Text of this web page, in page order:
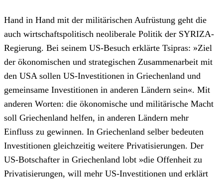
Hand in Hand mit der militärischen Aufrüstung geht die
auch wirtschaftspolitisch neoliberale Politik der SYRIZA-
Regierung. Bei seinem US-Besuch erklärte Tsipras: »Ziel
der ökonomischen und strategischen Zusammenarbeit mit
den USA sollen US-Investitionen in Griechenland und
gemeinsame Investitionen in anderen Ländern sein«. Mit
anderen Worten: die ökonomische und militärische Macht
soll Griechenland helfen, in anderen Ländern mehr
Einfluss zu gewinnen. In Griechenland selber bedeuten
Investitionen gleichzeitig weitere Privatisierungen. Der
US-Botschafter in Griechenland lobt »die Offenheit zu
Privatisierungen, will mehr US-Investitionen und erklärt